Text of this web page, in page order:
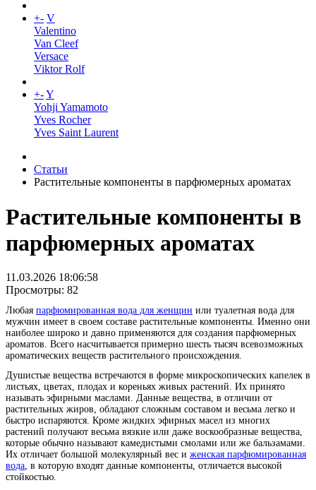
+- V
Valentino
Van Cleef
Versace
Viktor Rolf
+-Y
Yohji Yamamoto
Yves Rocher
Yves Saint Laurent
Статьи
Растительные компоненты в парфюмерных ароматах
Растительные компоненты в
парфюмерных ароматах
11.03.2026 18:06:58
Просмотры: 82
Любая парфюмированная вода для женщин или туалетная вода для
мужчин имеет в своем составе растительные компоненты. Именно они
наиболее широко и давно применяются для создания парфюмерных
ароматов. Всего насчитывается примерно шесть тысяч всевозможных
ароматических веществ растительного происхождения.
Душистые вещества встречаются в форме микроскопических капелек в
листьях, цветах, плодах и кореньях живых растений. Их принято
называть эфирными маслами. Данные вещества, в отличии от
растительных жиров, обладают сложным составом и весьма легко и
быстро испаряются. Кроме жидких эфирных масел из многих
растений получают весьма вязкие или даже воскообразные вещества,
которые обычно называют камедистыми смолами или же бальзамами.
Их отличает большой молекулярный вес и женская парфюмированная
вода, в которую входят данные компоненты, отличается высокой
стойкостью.